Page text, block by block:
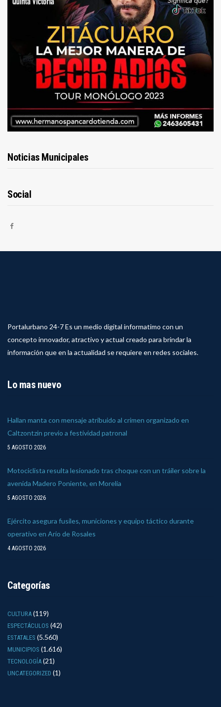
Noticias Municipales
Social
Portalurbano 24-7 Es un medio digital informatimo con un
concepto innovador, atractivo y actual creado para brindar la
información que en la actualidad se requiere en redes sociales.
Lo mas nuevo
Hallan manta con mensaje atribuido al crimen organizado en
Caltzontzin previo a festividad patronal
5 AGOSTO 2026
Motociclista resulta lesionado tras choque con un tráiler sobre la
avenida Madero Poniente, en Morelia
5 AGOSTO 2026
Ejército asegura fusiles, municiones y equipo táctico durante
operativo en Ario de Rosales
4 AGOSTO 2026
Categorías
CULTURA (119)
ESPECTÁCULOS (42)
ESTATALES (5.560)
MUNICIPIOS (1.616)
TECNOLOGÍA (21)
UNCATEGORIZED (1)